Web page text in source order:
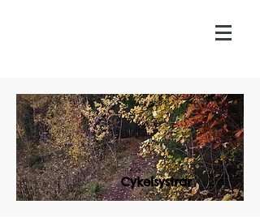
Cykelsystrar